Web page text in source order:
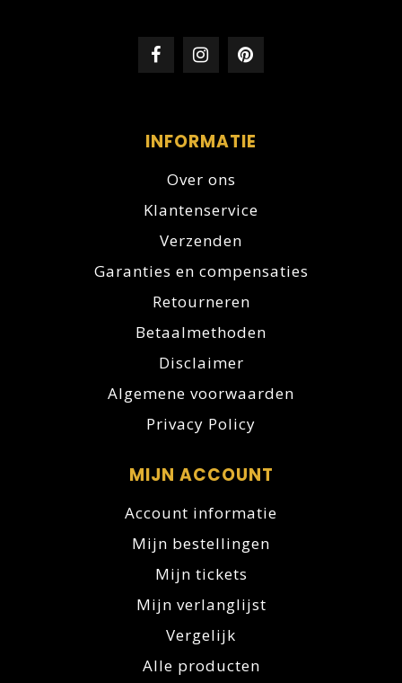
INFORMATIE
Over ons
Klantenservice
Verzenden
Garanties en compensaties
Retourneren
Betaalmethoden
Disclaimer
Algemene voorwaarden
Privacy Policy
MIJN ACCOUNT
Account informatie
Mijn bestellingen
Mijn tickets
Mijn verlanglijst
Vergelijk
Alle producten